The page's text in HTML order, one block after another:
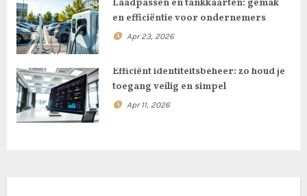
o
n
Laadpassen en tankkaarten: gemak
en efficiëntie voor ondernemers
Apr 23, 2026
Efficiënt identiteitsbeheer: zo houd je
toegang veilig en simpel
Apr 11, 2026